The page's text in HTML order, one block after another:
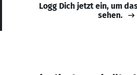
Logg Dich jetzt ein, um
sehen.